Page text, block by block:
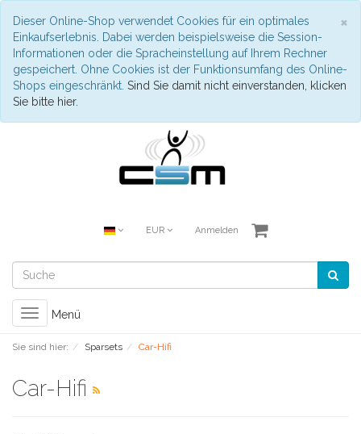
×
Dieser Online-Shop verwendet Cookies für ein optimales
Einkaufserlebnis. Dabei werden beispielsweise die Session-
Informationen oder die Spracheinstellung auf Ihrem Rechner
gespeichert. Ohne Cookies ist der Funktionsumfang des Online-
Shops eingeschränkt. Sind Sie damit nicht einverstanden, klicken
Sie bitte hier.
EUR Anmelden
Toggle
navigation
Menü
Sie sind hier: Sparsets Car-Hifi
Car-Hifi